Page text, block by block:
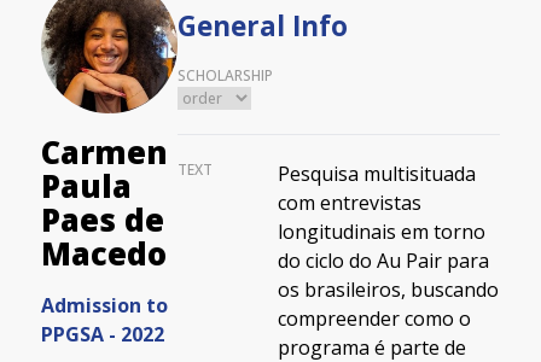
Carmen
Paula
Paes de
Macedo
Admission to
PPGSA - 2022
General Info
SCHOLARSHIP
TEXT
Pesquisa multisituada
com entrevistas
longitudinais em torno
do ciclo do Au Pair para
os brasileiros, buscando
compreender como o
programa é parte de